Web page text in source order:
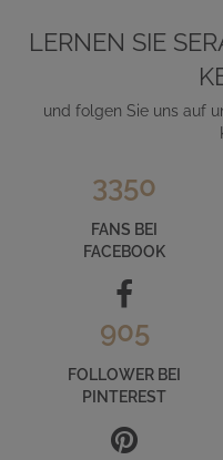
LERNEN SIE
und folgen Sie uns auf
3350
FANS BEI
FACEBOOK
905
FOLLOWER BEI
PINTEREST